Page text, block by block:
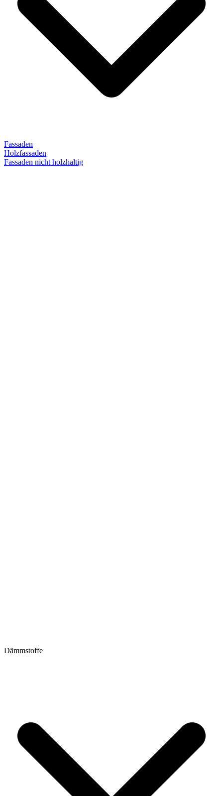
Fassaden
Holzfassaden
Fassaden nicht holzhaltig
Dämmstoffe